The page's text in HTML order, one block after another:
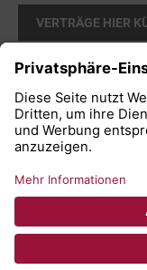
VERTRÄGE HIER
VERTRAG
© 2026 Stadtwerke